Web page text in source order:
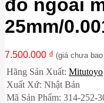
đo ngoài
25mm/
7.500.000 ₫ (giá chưa
Hãng Sản Xuất: Mitutoyo
Xuất Xứ: Nhật Bản
Mã Sản Phẩm: 314-252-